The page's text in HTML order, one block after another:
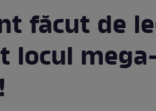
făcut de
locul